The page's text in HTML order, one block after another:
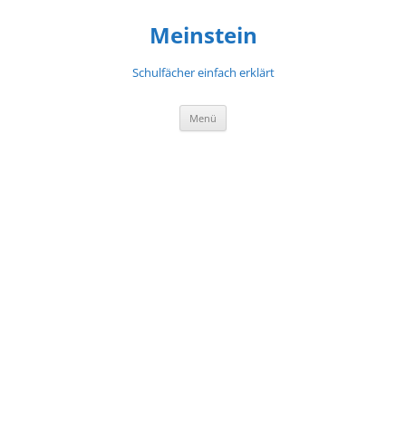
Meinstein
Schulfächer einfach erklärt
Menü